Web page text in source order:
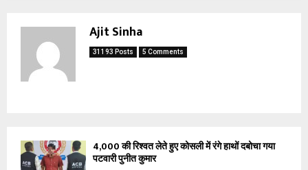
Ajit Sinha
31193 Posts 5 Comments
₹4,000 की रिश्वत लेते हुए कोसली में रंगे हाथों दबोचा गया
पटवारी पुनीत कुमार